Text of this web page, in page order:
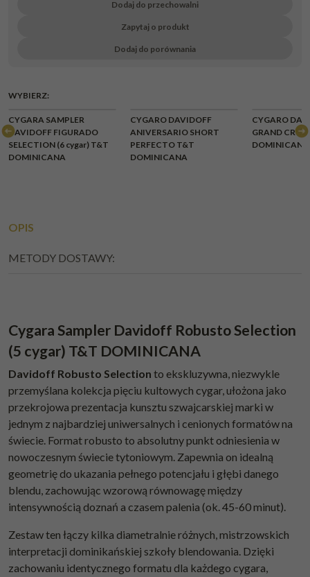
Dodaj do przechowalni
Zapytaj o produkt
Dodaj do porównania
WYBIERZ:
CYGARA SAMPLER
DAVIDOFF FIGURADO
SELECTION (6 cygar) T&T
DOMINICANA
CYGARO DAVIDOFF
ANIVERSARIO SHORT
PERFECTO T&T
DOMINICANA
CYGARO
GRAND CRU
DOMINICANA
OPIS
METODY DOSTAWY:
Cygara Sampler Davidoff Robusto Selection
(5 cygar) T&T DOMINICANA
Davidoff Robusto Selection to ekskluzywna, niezwykle
przemyślana kolekcja pięciu kultowych cygar, ułożona jako
przekrojowa prezentacja kunsztu szwajcarskiej marki w
jednym z najbardziej uniwersalnych i cenionych formatów na
świecie. Format robusto to absolutny punkt odniesienia w
nowoczesnym świecie tytoniowym. Zapewnia on idealną
geometrię do ukazania pełnego potencjału i głębi danego
blendu, zachowując wzorową równowagę między
intensywnością doznań a czasem palenia (ok. 45-60 minut).
Zestaw ten łączy kilka diametralnie różnych, mistrzowskich
interpretacji dominikańskiej szkoły blendowania. Dzięki
zachowaniu identycznego formatu dla każdego cygara,